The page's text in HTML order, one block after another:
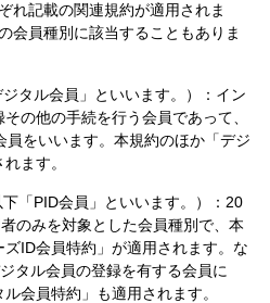
れ記載の関連規約が適用されま
会員種別に該当することもありま
タル会員」といいます。）：イン
の他の手続を行う会員であって、
員をいいます。本規約のほか「デジ
ます。
「PID会員」といいます。）：20
のみを対象とした会員種別で、本
ID会員特約」が適用されます。な
タル会員の登録を有する会員に
会員特約」も適用されます。